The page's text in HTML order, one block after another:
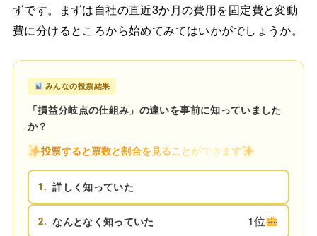
ずです。まずは自社の直近3か月の費用を固定費と変動
費に分けるところから始めてみてはいかがでしょうか。
みんなの投票結果
「損益分岐点の仕組み」の違いを事前に知っていました
か？
投票すると票数と割合を見ることができます
1. 詳しく知っていた
2. なんとなく知っていた 1位